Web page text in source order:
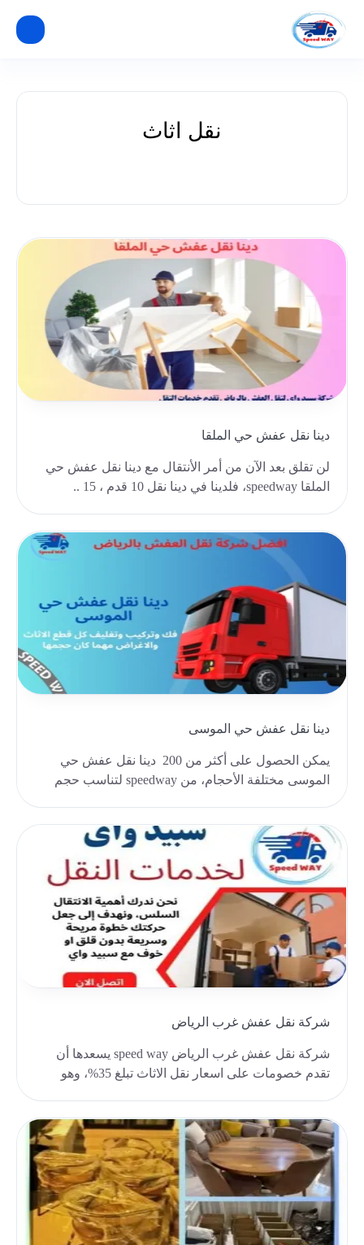
نقل اثاث
دينا نقل عفش حي الملقا
لن تقلق بعد الآن من أمر الأنتقال مع دينا نقل عفش حي
الملقا speedway، فلدينا في دينا نقل 10 قدم ، 15 ..
دينا نقل عفش حي الموسى
يمكن الحصول على أكثر من 200 دينا نقل عفش حي
الموسى مختلفة الأحجام، من speedway لتناسب حجم
شركة نقل عفش غرب الرياض
شركة نقل عفش غرب الرياض speed way يسعدها أن
تقدم خصومات على اسعار نقل الاثاث تبلغ 35%، وهو